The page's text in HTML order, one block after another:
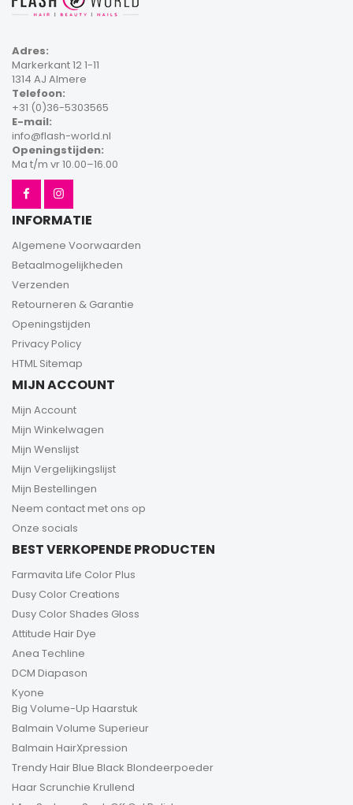
Adres:
Markerkant 12 1-11
1314 AJ Almere
Telefoon:
+31 (0)36-5303565
E-mail:
info@flash-world.nl
Openingstijden:
Ma t/m vr 10.00–16.00
INFORMATIE
Algemene Voorwaarden
Betaalmogelijkheden
Verzenden
Retourneren & Garantie
Openingstijden
Privacy Policy
HTML Sitemap
MIJN ACCOUNT
Mijn Account
Mijn Winkelwagen
Mijn Wenslijst
Mijn Vergelijkingslijst
Mijn Bestellingen
Neem contact met ons op
Onze socials
BEST VERKOPENDE PRODUCTEN
Farmavita Life Color Plus
Dusy Color Creations
Dusy Color Shades Gloss
Attitude Hair Dye
Anea Techline
DCM Diapason
Kyone
Big Volume-Up Haarstuk
Balmain Volume Superieur
Balmain HairXpression
Trendy Hair Blue Black Blondeerpoeder
Haar Scrunchie Krullend